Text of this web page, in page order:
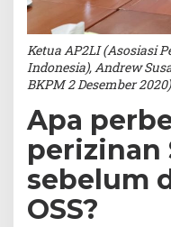
Ketua AP2LI (Asosiasi
Indonesia), Andrew
BKPM 2 Desember 2020)
Apa
perizinan
sebelum
OSS?